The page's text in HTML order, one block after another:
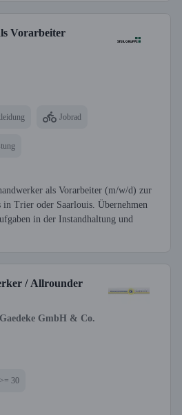
Vorarbeiter
Jobrad
als Vorarbeiter (m/w/d) zur
in Trier oder Saarlouis. Übernehmen
in der Instandhaltung und
/ Allrounder
GmbH & Co.
30